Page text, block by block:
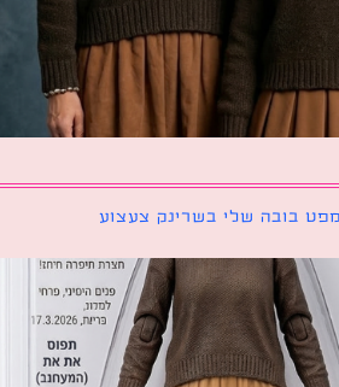
שלי בשרינק צעצוע